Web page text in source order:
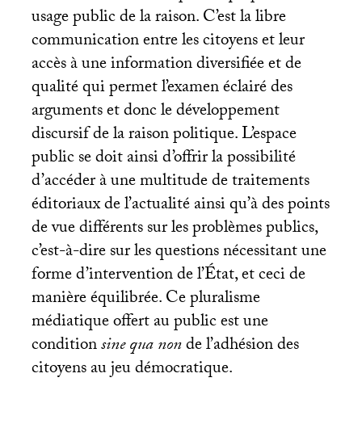
usage public de la raison. C’est la libre
communication entre les citoyens et leur
accès à une information diversifiée et de
qualité qui permet l’examen éclairé des
arguments et donc le développement
discursif de la raison politique. L’espace
public se doit ainsi d’offrir la possibilité
d’accéder à une multitude de traitements
éditoriaux de l’actualité ainsi qu’à des points
de vue différents sur les problèmes publics,
c’est-à-dire sur les questions nécessitant une
forme d’intervention de l’État, et ceci de
manière équilibrée. Ce pluralisme
médiatique offert au public est une
conditionsine qua nonde l’adhésion des
citoyens au jeu démocratique.